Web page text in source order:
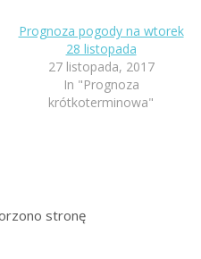
Prognoza pogody na wtorek
28 listopada
27 listopada, 2017
In "Prognoza
krótkoterminowa"
stronę